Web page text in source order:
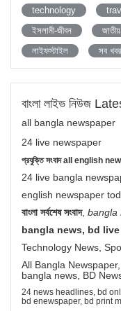
technology
ইসলামী-জীবন
জাতীয়
লাইফস্টাইল
সব খবর
বাংলা লাইভ নিউজ
all bangla newspaper
24 live newspaper
প্রযুক্তি সংবাদ all english
24 live bangla
english newspaper
বাংলা সর্বশেষ সংবাদ, bangla
bangla news, bd
Technology News,
All Bangla
bangla news, BD
24 news headlines, bd
bd enewspaper, bd print